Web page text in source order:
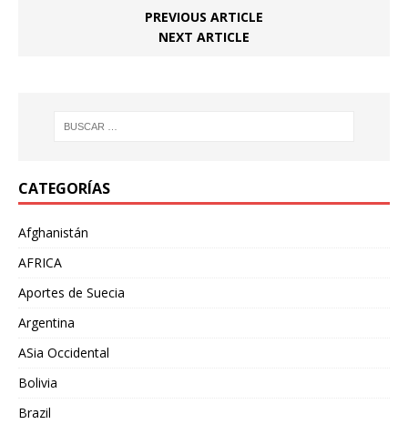
PREVIOUS ARTICLE
NEXT ARTICLE
CATEGORÍAS
Afghanistán
AFRICA
Aportes de Suecia
Argentina
ASia Occidental
Bolivia
Brazil